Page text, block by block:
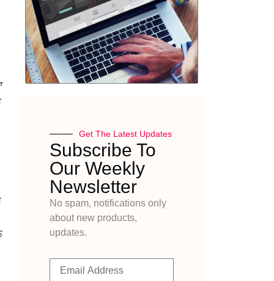
Get The Latest Updates
Subscribe To
Our Weekly
Newsletter
No spam, notifications only
about new products,
updates.